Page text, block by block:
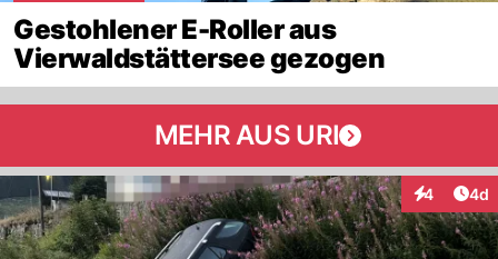
Gestohlener E-Roller aus
Vierwaldstättersee gezogen
MEHR AUS URI
4 4d